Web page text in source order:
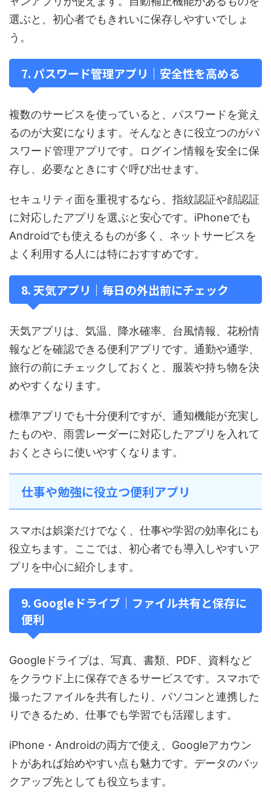
選ぶと、初心者でもきれいに保存しやすいでしょ
う。
7. パスワード管理アプリ｜安全性を高める
複数のサービスを使っていると、パスワードを覚え
るのが大変になります。そんなときに役立つのがパ
スワード管理アプリです。ログイン情報を安全に保
存し、必要なときにすぐ呼び出せます。
セキュリティ面を重視するなら、指紋認証や顔認証
に対応したアプリを選ぶと安心です。iPhoneでも
Androidでも使えるものが多く、ネットサービスを
よく利用する人には特におすすめです。
8. 天気アプリ｜毎日の外出前にチェック
天気アプリは、気温、降水確率、台風情報、花粉情
報などを確認できる便利アプリです。通勤や通学、
旅行の前にチェックしておくと、服装や持ち物を決
めやすくなります。
標準アプリでも十分便利ですが、通知機能が充実し
たものや、雨雲レーダーに対応したアプリを入れて
おくとさらに使いやすくなります。
仕事や勉強に役立つ便利アプリ
スマホは娯楽だけでなく、仕事や学習の効率化にも
役立ちます。ここでは、初心者でも導入しやすいア
プリを中心に紹介します。
9. Googleドライブ｜ファイル共有と保存に
便利
Googleドライブは、写真、書類、PDF、資料など
をクラウド上に保存できるサービスです。スマホで
撮ったファイルを共有したり、パソコンと連携した
りできるため、仕事でも学習でも活躍します。
iPhone・Androidの両方で使え、Googleアカウン
トがあれば始めやすい点も魅力です。データのバッ
クアップ先としても役立ちます。